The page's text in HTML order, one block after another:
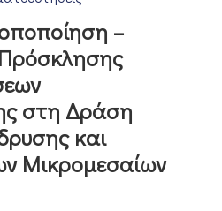
–
στη Δράση
και
Μικρομεσαίων